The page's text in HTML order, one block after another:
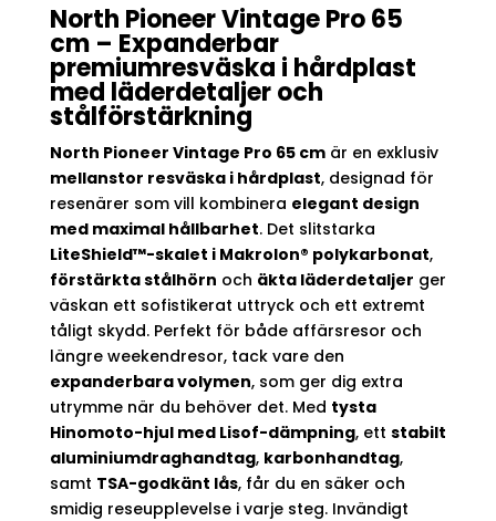
North Pioneer Vintage Pro 65
cm – Expanderbar
premiumresväska i hårdplast
med läderdetaljer och
stålförstärkning
North Pioneer Vintage Pro 65 cmär en exklusiv
mellanstor resväska i hårdplast, designad för
resenärer som vill kombinera elegant design
med maximal hållbarhet. Det slitstarka
LiteShield™-skalet i Makrolon® polykarbonat,
förstärkta stålhörn och äkta läderdetaljer ger
väskan ett sofistikerat uttryck och ett extremt
tåligt skydd. Perfekt för både affärsresor och
längre weekendresor, tack vare den
expanderbara volymen, som ger dig extra
utrymme när du behöver det. Med tysta
Hinomoto-hjul med Lisof-dämpning, ett stabilt
aluminiumdraghandtag, karbonhandtag,
samt TSA-godkänt lås, får du en säker och
smidig reseupplevelse i varje steg. Invändigt